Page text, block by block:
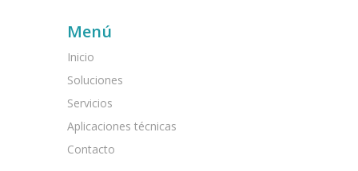
Menú
Inicio
Soluciones
Servicios
Aplicaciones técnicas
Contacto